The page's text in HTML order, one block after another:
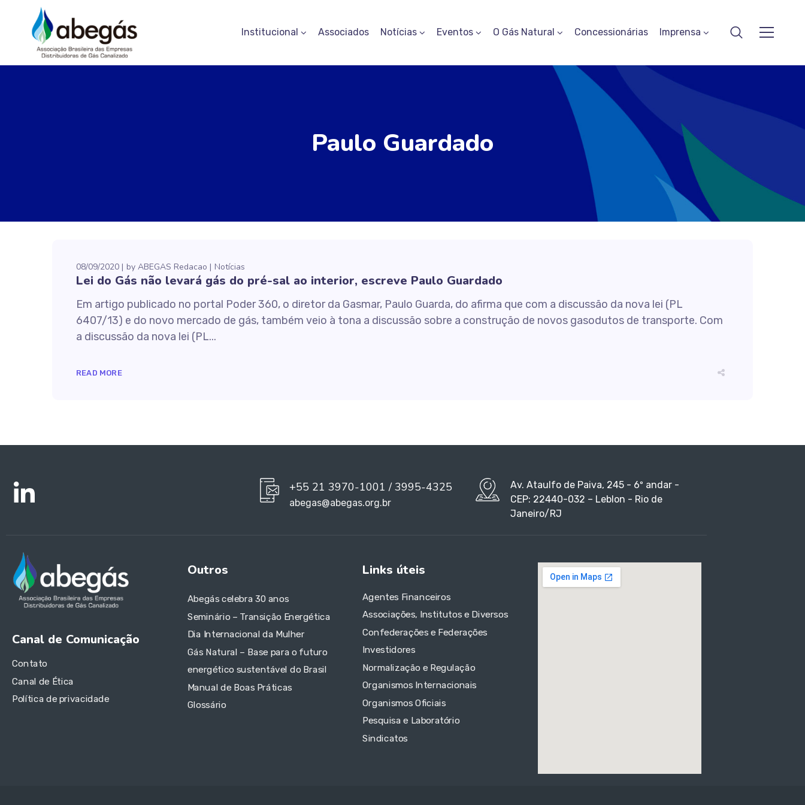
Institucional Associados Notícias Eventos O Gás Natural Concessionárias Imprensa
Paulo Guardado
08/09/2020 by ABEGAS Redacao Notícias
Lei do Gás não levará gás do pré-sal ao interior, escreve Paulo Guardado
Em artigo publicado no portal Poder 360, o diretor da Gasmar, Paulo Guarda, do afirma que com a discussão da nova lei (PL
6407/13) e do novo mercado de gás, também veio à tona a discussão sobre a construção de novos gasodutos de transporte. Com
a discussão da nova lei (PL...
READ MORE
+55 21 3970-1001 / 3995-4325
abegas@abegas.org.br
Av. Ataulfo de Paiva, 245 - 6º andar -
CEP: 22440-032 – Leblon - Rio de
Janeiro/RJ
Canal de Comunicação
Contato
Canal de Ética
Política de privacidade
Outros
Abegás celebra 30 anos
Seminário – Transição Energética
Dia Internacional da Mulher
Gás Natural – Base para o futuro
energético sustentável do Brasil
Manual de Boas Práticas
Glossário
Links úteis
Agentes Financeiros
Associações, Institutos e Diversos
Confederações e Federações
Investidores
Normalização e Regulação
Organismos Internacionais
Organismos Oficiais
Pesquisa e Laboratório
Sindicatos